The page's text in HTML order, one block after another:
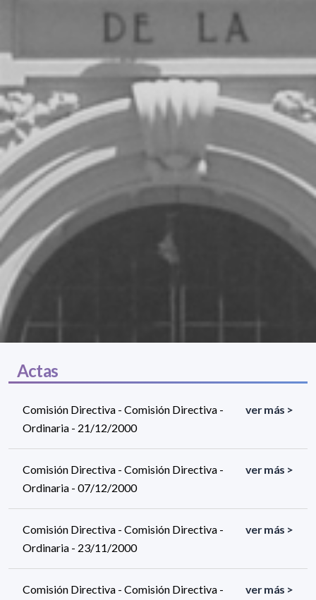
Actas
Comisión Directiva - Comisión Directiva -
Ordinaria - 21/12/2000
ver más >
Comisión Directiva - Comisión Directiva -
Ordinaria - 07/12/2000
ver más >
Comisión Directiva - Comisión Directiva -
Ordinaria - 23/11/2000
ver más >
Comisión Directiva - Comisión Directiva - ver más >